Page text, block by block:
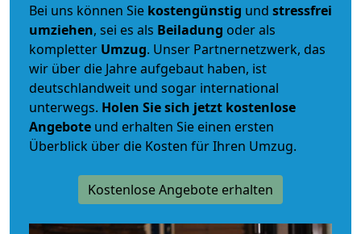
Bei uns können Sie kostengünstig und stressfrei
umziehen, sei es als Beiladung oder als
kompletter Umzug. Unser Partnernetzwerk, das
wir über die Jahre aufgebaut haben, ist
deutschlandweit und sogar international
unterwegs. Holen Sie sich jetzt kostenlose
Angebote und erhalten Sie einen ersten
Überblick über die Kosten für Ihren Umzug.
Kostenlose Angebote erhalten